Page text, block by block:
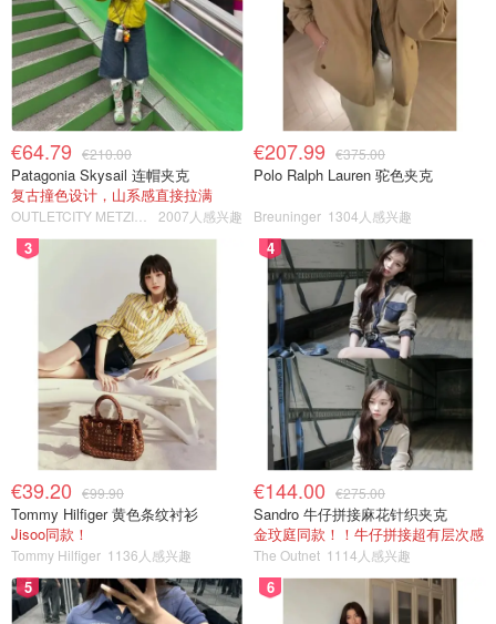
€64.79 €210.00
Patagonia Skysail 连帽夹克
复古撞色设计，山系感直接拉满
2007人感兴趣
€207.99 €375.00
Polo Ralph Lauren 驼色夹克
Breuninger 1304人感兴趣
3
€39.20 €99.90
Tommy Hilfiger 黄色条纹衬衫
Jisoo同款！
Tommy Hilfiger 1136人感兴趣
4
€144.00 €275.00
Sandro 牛仔拼接麻花针织夹克
金玟庭同款！！牛仔拼接超有层次感
The Outnet 1114人感兴趣
5 6